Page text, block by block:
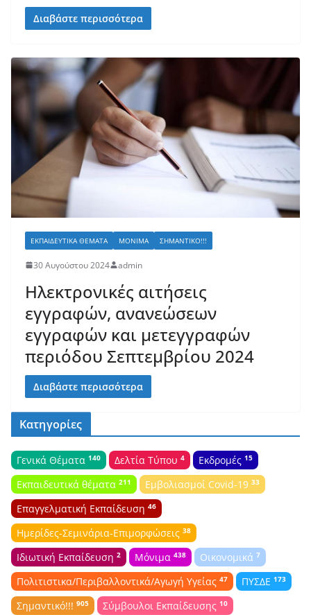
Διαβάστε περισσότερα
ΕΚΠΑΙΔΕΥΤΙΚΆ ΘΈΜΑΤΑ ΜΌΝΙΜΑ ΣΗΜΑΝΤΙΚΌ!!!
30 Αυγούστου 2024 admin
Ηλεκτρονικές αιτήσεις
εγγραφών, ανανεώσεων
εγγραφών και μετεγγραφών
περιόδου Σεπτεμβρίου 2024
Διαβάστε περισσότερα
Κατηγορίες
Γενικά Θέματα 140 Δελτία Τύπου 4 Εκδρομές 15
Εκπαιδευτικά θέματα 211 Εμβολιασμοί Covid-19 33
Επαγγελματική Εκπαίδευση 46
Ημερίδες-Σεμινάρια-Επιμορφώσεις 38
Ιδιωτική Εκπαίδευση 2 Μόνιμα 438 Οικονομικά 7
Πολιτιστικα/Περιβαλλοντικά/Αγωγή Υγείας 47 ΠΥΣΔΕ 173
Σημαντικό!!! 905 Σύμβουλοι Εκπαίδευσης 10